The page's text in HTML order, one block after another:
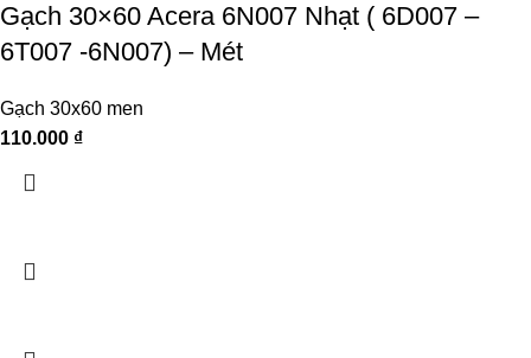
Gạch 30×60 Acera 6N007 Nhạt ( 6D007 –
6T007 -6N007) – Mét
Gạch 30x60 men
110.000 ₫